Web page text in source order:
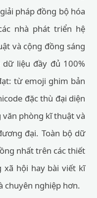
pháp đồng bộ hóa
nhà phát triển hệ
và cộng đồng sáng
liệu đầy đủ 100%
từ emoji ghim bản
đặc thù đại diện
phòng kĩ thuật và
đại. Toàn bộ dữ
nhất trên các thiết
xã hội hay bài viết kĩ
chuyên nghiệp hơn.